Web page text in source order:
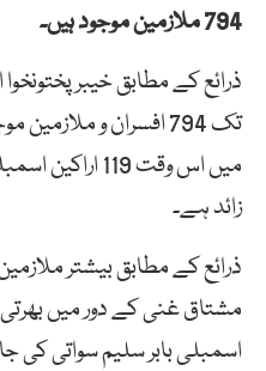
794 ملازمین موجود ہیں۔
زائد ہے۔
ذرائع کے مطابق بیشتر
مشتاق غنی کے دور میں
اسمبلی بابر سلیم سواتی